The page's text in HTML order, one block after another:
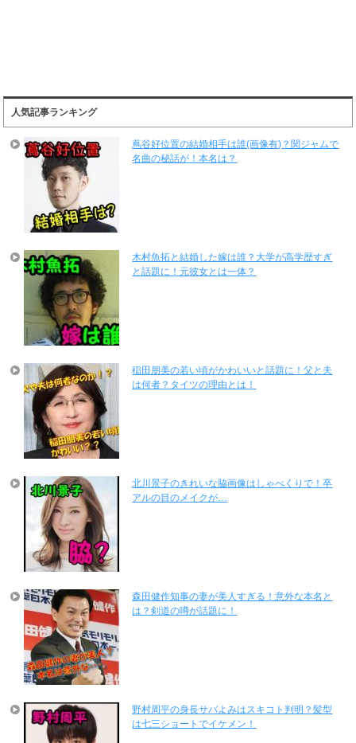
人気記事ランキング
蔦谷好位置の結婚相手は誰(画像有)？関ジャムで
名曲の秘話が！本名は？
木村魚拓と結婚した嫁は誰？大学が高学歴すぎ
と話題に！元彼女とは一体？
稲田朋美の若い頃がかわいいと話題に！父と夫
は何者？タイツの理由とは！
北川景子のきれいな脇画像はしゃべくりで！卒
アルの目のメイクが…
森田健作知事の妻が美人すぎる！意外な本名と
は？剣道の噂が話題に！
野村周平の身長サバよみはスキコト判明？髪型
は七三ショートでイケメン！